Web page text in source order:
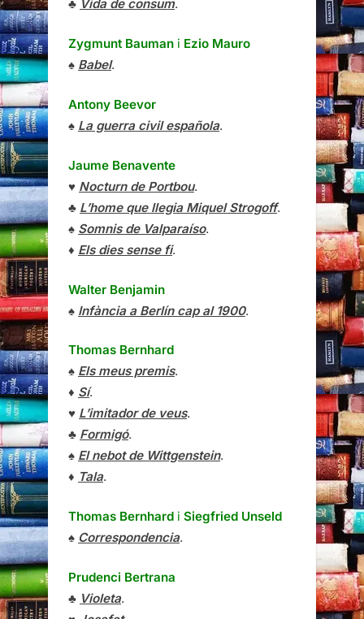
♣ Vida de consum.
Zygmunt Bauman i Ezio Mauro
♠ Babel.
Antony Beevor
♠ La guerra civil española.
Jaume Benavente
♥ Nocturn de Portbou.
♣ L’home que llegia Miquel Strogoff.
♠ Somnis de Valparaíso.
♦ Els dies sense fi.
Walter Benjamin
♠ Infància a Berlín cap al 1900.
Thomas Bernhard
♠ Els meus premis.
♦ Sí.
♥ L’imitador de veus.
♣ Formigó.
♠ El nebot de Wittgenstein.
♦ Tala.
Thomas Bernhard i Siegfried Unseld
♠ Correspondencia.
Prudenci Bertrana
♣ Violeta.